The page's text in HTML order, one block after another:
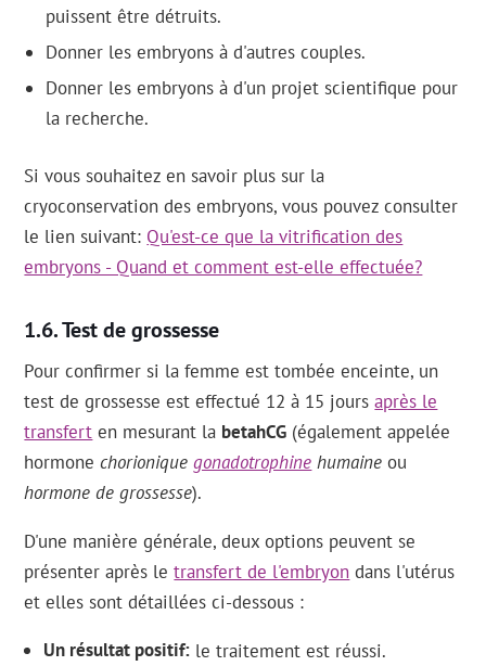
puissent être détruits.
Donner les embryons à d'autres couples.
Donner les embryons à d'un projet scientifique pour
la recherche.
Si vous souhaitez en savoir plus sur la
cryoconservation des embryons, vous pouvez consulter
le lien suivant: Qu'est-ce que la vitrification des
embryons - Quand et comment est-elle effectuée?
Test de grossesse
Pour confirmer si la femme est tombée enceinte, un
test de grossesse est effectué 12 à 15 joursaprès le
transfert en mesurant la betahCG (également appelée
hormonechorioniquegonadotrophine humaine ou
hormone de grossesse).
D'une manière générale, deux options peuvent se
présenter après letransfert de l'embryon dans l'utérus
et elles sont détaillées ci-dessous :
Un résultat positif le traitement est réussi.